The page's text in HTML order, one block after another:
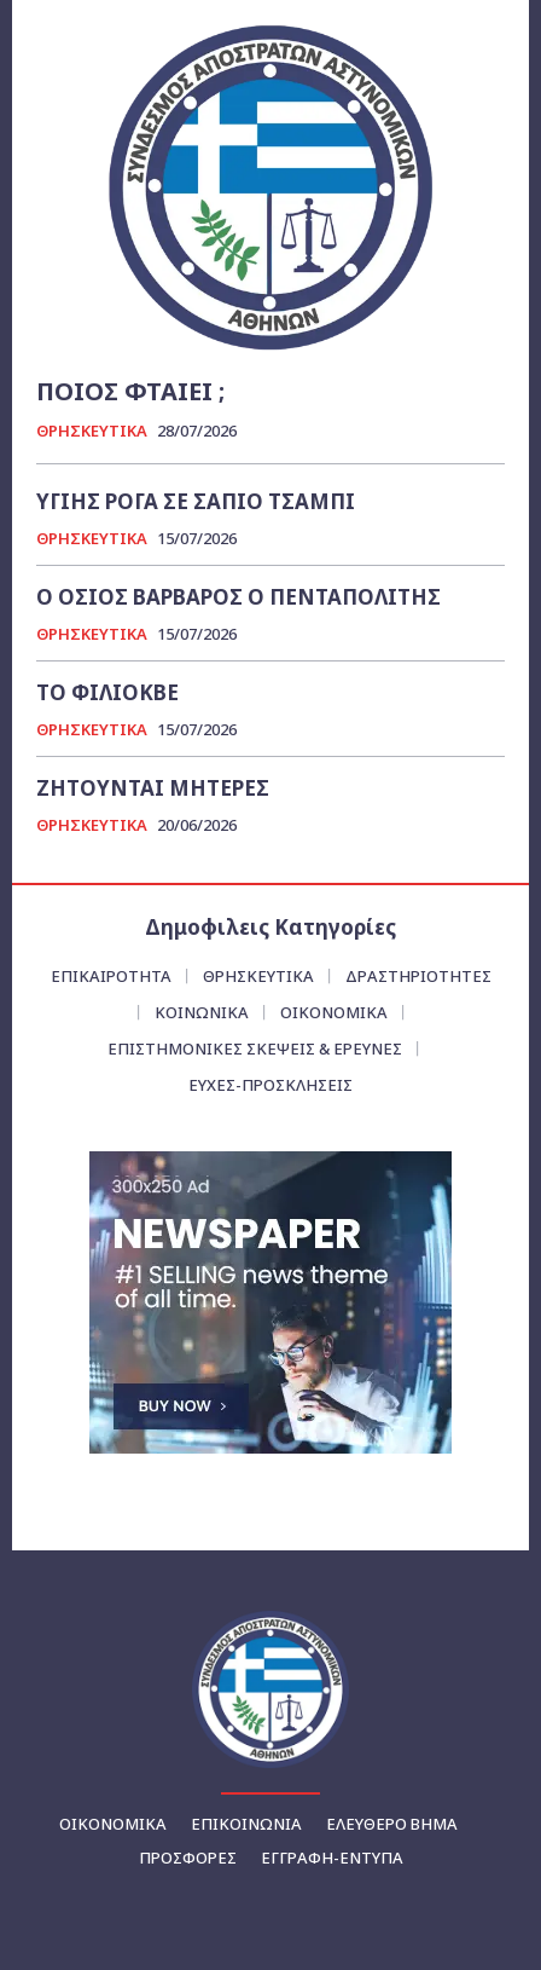
ΠΟΙΟΣ ΦΤΑΙΕΙ ;
ΘΡΗΣΚΕΥΤΙΚΑ 28/07/2026
ΥΓΙΗΣ ΡΟΓΑ ΣΕ ΣΑΠΙΟ ΤΣΑΜΠΙ
ΘΡΗΣΚΕΥΤΙΚΑ 15/07/2026
Ο ΟΣΙΟΣ ΒΑΡΒΑΡΟΣ Ο ΠΕΝΤΑΠΟΛΙΤΗΣ
ΘΡΗΣΚΕΥΤΙΚΑ 15/07/2026
ΤΟ ΦΙΛΙΟΚΒΕ
ΘΡΗΣΚΕΥΤΙΚΑ 15/07/2026
ΖΗΤΟΥΝΤΑΙ ΜΗΤΕΡΕΣ
ΘΡΗΣΚΕΥΤΙΚΑ 20/06/2026
Δημοφιλεις Κατηγορίες
ΕΠΙΚΑΙΡΌΤΗΤΑ ΘΡΗΣΚΕΥΤΙΚΑ
ΔΡΑΣΤΗΡΙΟΤΗΤΕΣ
ΚΟΙΝΩΝΙΚΑ
ΟΙΚΟΝΟΜΙΚΆ
ΕΠΙΣΤΗΜΟΝΙΚΕΣ ΣΚΕΨΕΙΣ & ΕΡΕΥΝΕΣ
ΕΥΧΈΣ-ΠΡΟΣΚΛΉΣΕΙΣ
ΟΙΚΟΝΟΜΙΚΆ ΕΠΙΚΟΙΝΩΝΊΑ
ΕΛΕΥΘΕΡΟ ΒΗΜΑ
ΠΡΟΣΦΟΡΕΣ
ΕΓΓΡΑΦΉ-ΈΝΤΥΠΑ